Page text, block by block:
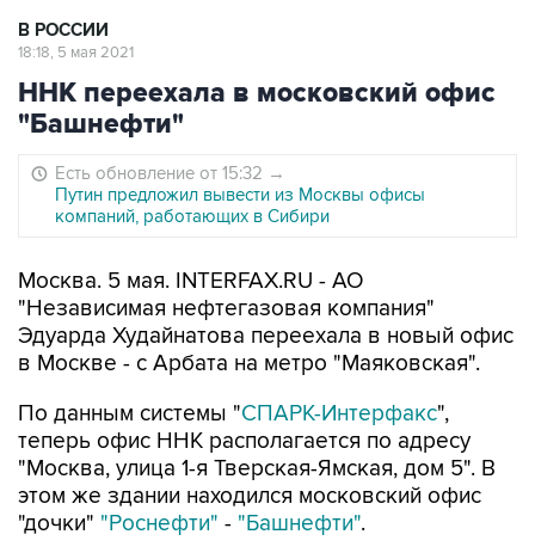
В РОССИИ
18:18, 5 мая 2021
ННК переехала в московский офис
"Башнефти"
Есть обновление от 15:32 →
Путин предложил вывести из Москвы офисы
компаний, работающих в Сибири
Москва. 5 мая. INTERFAX.RU - АО
"Независимая нефтегазовая компания"
Эдуарда Худайнатова переехала в новый офис
в Москве - с Арбата на метро "Маяковская".
По данным системы "СПАРК-Интерфакс",
теперь офис ННК располагается по адресу
"Москва, улица 1-я Тверская-Ямская, дом 5". В
этом же здании находился московский офис
"дочки" "Роснефти" - "Башнефти".